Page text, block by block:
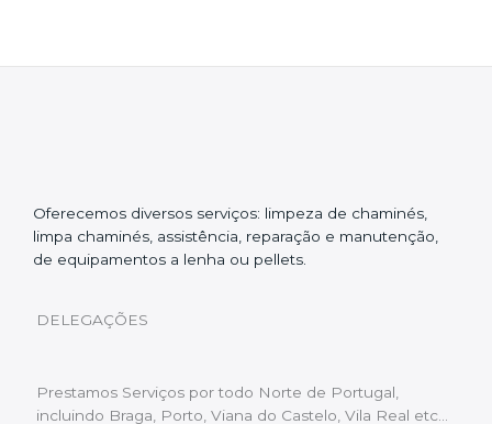
Oferecemos diversos serviços: limpeza de chaminés,
limpa chaminés, assistência, reparação e manutenção,
de equipamentos a lenha ou pellets.
DELEGAÇÕES
Prestamos Serviços por todo Norte de Portugal,
incluindo Braga, Porto, Viana do Castelo, Vila Real etc…